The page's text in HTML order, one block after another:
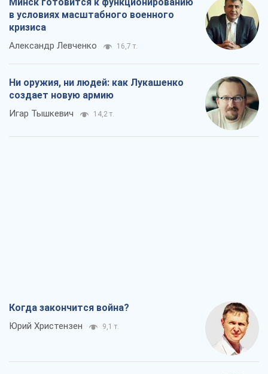
в условиях масштабного военного
кризиса
Александр Левченко 16,7 т.
Ни оружия, ни людей: как Лукашенко
создает новую армию
Игар Тышкевич 14,2 т.
Когда закончится война?
Юрий Христензен 9,1 т.